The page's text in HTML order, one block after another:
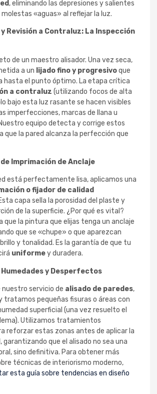
, eliminando las depresiones y salientes
«aguas» al reflejar la luz.
Revisión a Contraluz: La Inspección
de un maestro alisador. Una vez seca,
a un lijado fino y progresivoque
hasta el punto óptimo. La etapa crítica
a contraluz (utilizando focos de alta
bajo esta luz rasante se hacen visibles
imperfecciones, marcas de llana u
equipo detecta y corrige estos
la pared alcanza la perfección que
Imprimación de Anclaje
está perfectamente lisa, aplicamos una
o fijador de calidad
capa sella la porosidad del plaste y
de la superficie. ¿Por qué es vital?
que la pintura que elijas tenga un anclaje
que se «chupe» o que aparezcan
y tonalidad. Es la garantía de que tu
uniformey duradera.
Humedades y Desperfectos
servicio de alisado de paredes,
tratamos pequeñas fisuras o áreas con
superficial (una vez resuelto el
Utilizamos tratamientos
reforzar estas zonas antes de aplicar la
garantizando que el alisado no sea una
sino definitiva. Para obtener más
técnicas de interiorismo moderno,
esta guía sobre tendencias en diseño